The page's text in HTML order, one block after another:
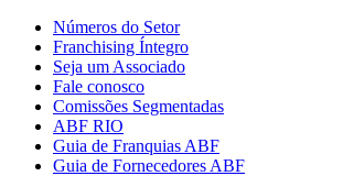
Números do Setor
Franchising Íntegro
Seja um Associado
Fale conosco
Comissões Segmentadas
ABF RIO
Guia de Franquias ABF
Guia de Fornecedores ABF